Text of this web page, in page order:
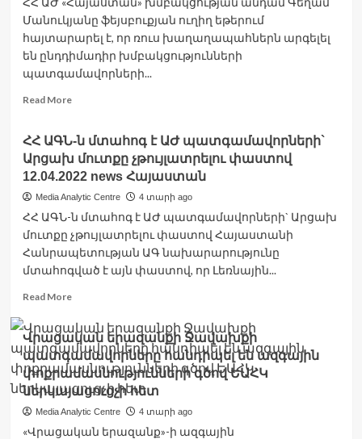
Մանուկյանը ֆեյսբուքյան ուղիղ եթերում
հայտարարել է, որ ռուս խաղաղապահներն արգելել
են ընդդիմադիր խմբակցությունների
պատգամավորների...
Read MoreRead
Ռուս
խաղաղապահները
ՀՀ
ընդդիմադիր
պատգամավորներին
թույլ
չեն
տվել
գործել
ՀՀ ԱԳՆ-ն մտահոգ է ԱԺ պատգամավորների`
Արցախ մուտքը չթույլատրելու փաստով
12.04.2022 news Հայաստան
Media Analytic Centre 4 տարի ago
ՀՀ ԱԳՆ-ն մտահոգ է ԱԺ պատգամավորների` Արցախ
մուտքը չթույլատրելու փաստով Հայաստանի
Հանրապետության ԱԳ նախարարությունը
մտահոգված է այն փաստով, որ Լեռնային...
Read MoreRead
about
ՀՀ
ԱԳՆ-
ն
մտահոգ
ԱԺ
պատգամավորների`
Վրացական երազանքի Ջավախքի
պատգամավորները հանդիպել են ազգային
փոքրամասնությունների գծով ԵԱՀԿ
ներկայացուցչի հետ
Media Analytic Centre 4 տարի ago
«Վրացական երազանք»-ի ազգային